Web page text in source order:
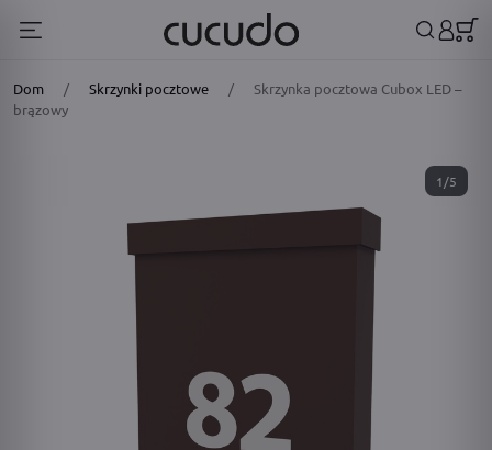
Dom / Skrzynki pocztowe /
Skrzynka pocztowa Cubox LED –
brązowy
1/5